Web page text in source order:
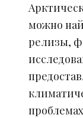
можно
релизы,